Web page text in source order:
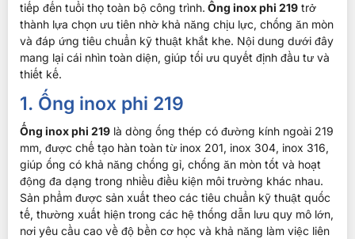
tiếp đến tuổi thọ toàn bộ công trình. Ống inox phi 219 trở
thành lựa chọn ưu tiên nhờ khả năng chịu lực, chống ăn mòn
và đáp ứng tiêu chuẩn kỹ thuật khắt khe. Nội dung dưới đây
mang lại cái nhìn toàn diện, giúp tối ưu quyết định đầu tư và
thiết kế.
1. Ống inox phi 219
Ống inox phi 219 là dòng ống thép có đường kính ngoài 219
mm, được chế tạo hàn toàn từ inox 201, inox 304, inox 316,
giúp ống có khả năng chống gỉ, chống ăn mòn tốt và hoạt
động đa dạng trong nhiều điều kiện môi trường khác nhau.
Sản phẩm được sản xuất theo các tiêu chuẩn kỹ thuật quốc
tế, thường xuất hiện trong các hệ thống dẫn lưu quy mô lớn,
nơi yêu cầu cao về độ bền cơ học và khả năng làm việc liên